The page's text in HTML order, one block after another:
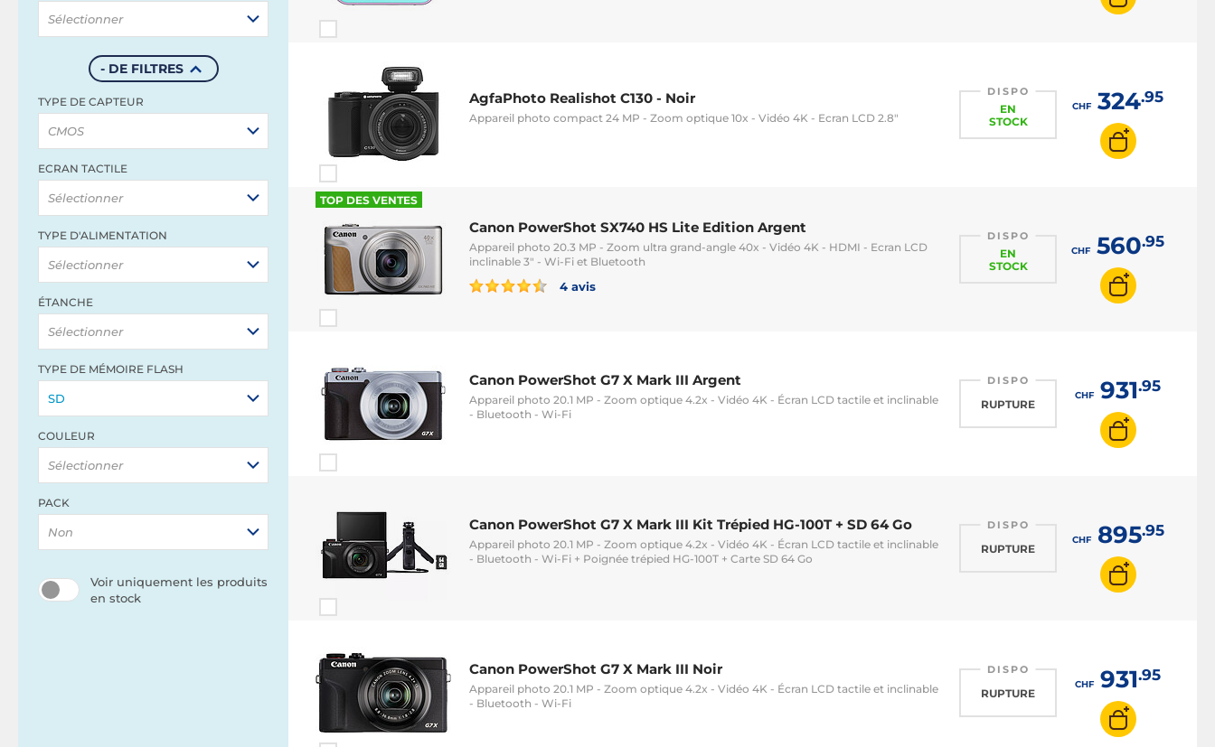
Sélectionner
- DE FILTRES
TYPE DE CAPTEUR
CMOS
ECRAN TACTILE
Sélectionner
TYPE D'ALIMENTATION
Sélectionner
ÉTANCHE
Sélectionner
TYPE DE MÉMOIRE FLASH
SD
COULEUR
Sélectionner
PACK
Non
Voir uniquement les produits
en stock
AgfaPhoto Realishot C130 - Noir
Appareil photo compact 24 MP - Zoom optique 10x - Vidéo 4K - Ecran LCD 2.8"
DISPO
EN
STOCK
CHF324.95
TOP DES VENTES
Canon PowerShot SX740 HS Lite Edition Argent
Appareil photo 20.3 MP - Zoom ultra grand-angle 40x - Vidéo 4K - HDMI - Ecran LCD
inclinable 3" - Wi-Fi et Bluetooth
4 avis
DISPO
EN
STOCK
CHF560.95
Canon PowerShot G7 X Mark III Argent
Appareil photo 20.1 MP - Zoom optique 4.2x - Vidéo 4K - Écran LCD tactile et inclinable
- Bluetooth - Wi-Fi
DISPO
RUPTURE
CHF931.95
Canon PowerShot G7 X Mark III Kit Trépied HG-100T + SD 64 Go
Appareil photo 20.1 MP - Zoom optique 4.2x - Vidéo 4K - Écran LCD tactile et inclinable
- Bluetooth - Wi-Fi + Poignée trépied HG-100T + Carte SD 64 Go
DISPO
RUPTURE
CHF895.95
Canon PowerShot G7 X Mark III Noir
Appareil photo 20.1 MP - Zoom optique 4.2x - Vidéo 4K - Écran LCD tactile et inclinable
- Bluetooth - Wi-Fi
DISPO
RUPTURE
CHF931.95